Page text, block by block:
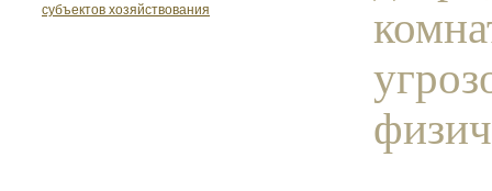
субъектов хозяйствования